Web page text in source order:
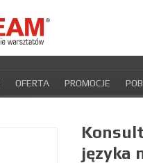
OFERTA PROMOCJE
języka